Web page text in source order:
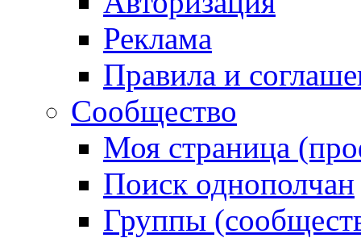
Реклама
Правила и
Сообщество
Моя страница
Поиск однополчан
Группы